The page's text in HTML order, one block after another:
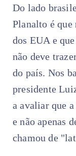
Do lado
Planalto é que
dos EUA e
não deve
do país. Nos
presidente
a avaliar que
e não apenas
chamou de